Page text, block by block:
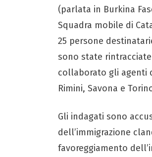
(parlata in Burkina
Squadra mobile di
25 persone
sono state
collaborato gli agenti
Rimini, Savona e
Gli indagati sono
dell’immigrazione
favoreggiamento